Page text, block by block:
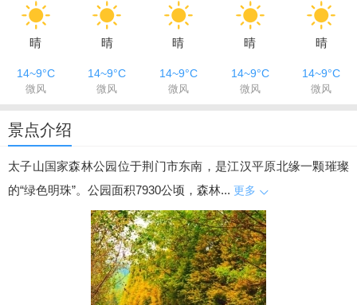
晴 晴 晴 晴 晴
14~9°C 14~9°C 14~9°C 14~9°C 14~9°C
微风 微风 微风 微风 微风
景点介绍
太子山国家森林公园位于荆门市东南，是江汉平原北缘一颗璀璨
的“绿色明珠”。公园面积7930公顷，森林... 更多